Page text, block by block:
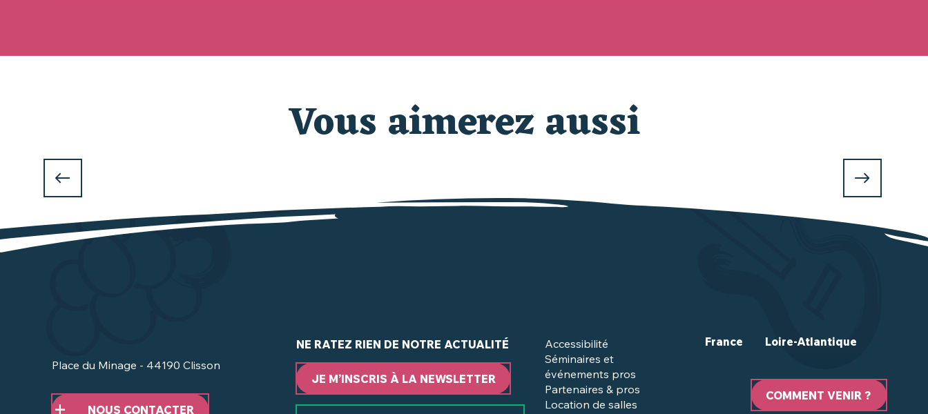
Vous aimerez aussi
à Clisson et dans le Vignoble Nantais ?
Place du Minage - 44190 Clisson
NOUS CONTACTER
NE RATEZ RIEN DE NOTRE ACTUALITÉ
JE M’INSCRIS À LA NEWSLETTER
Accessibilité
Séminaires et
événements pros
Partenaires & pros
Location de salles
COMMENT VENIR ?
France Loire-Atlantique